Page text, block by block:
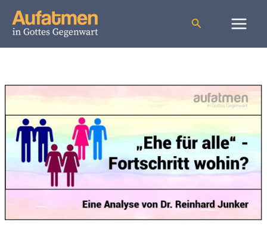
Inhalt
springen
Suchen